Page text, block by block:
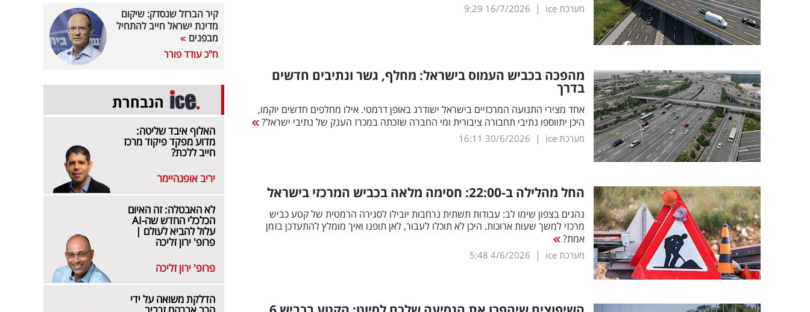
מערכת ice |
16/7/2026
9:29
מהפכה בכביש העמוס בישראל: מחלף, גשר ונתיבים חדשים
בדרך
אחד מצירי התנועה המרכזיים בישראל ישודרג באופן דרמטי. אילו מחלפים חדשים יוקמו,
היכן יתווספו נתיבי תחבורה ציבורית ומי החברה שזכתה במכרז הענק של נתיבי ישראל?
מערכת ice |
30/6/2026
16:11
החל מהלילה ב-22:00: חסימה מלאה בכביש המרכזי בישראל
נהגים בצפון שימו לב: עבודות תשתית נרחבות יובילו לסגירה הרמטית של קטע כביש
מרכזי למשך שעות ארוכות. היכן לא תוכלו לעבור, לאן תופנו ואיך מומלץ להתעדכן בזמן
אמת?
מערכת ice |
4/6/2026
5:48
קיר הברזל שנסדק: שיקום
מדינת ישראל חייב להתחיל
מבפנים
ח"כ עודד פורר
הנבחרת
האלוף איבד שליטה:
מדוע מפקד פיקוד מרכז
חייב ללכת?
יריב אופנהיימר
לא האבטלה: זה האיום
הכלכלי החדש שה-AI
עלול להביא לעולם |
פרופ' ירון זליכה
פרופ' ירון זליכה
הדלקת משואה על ידי